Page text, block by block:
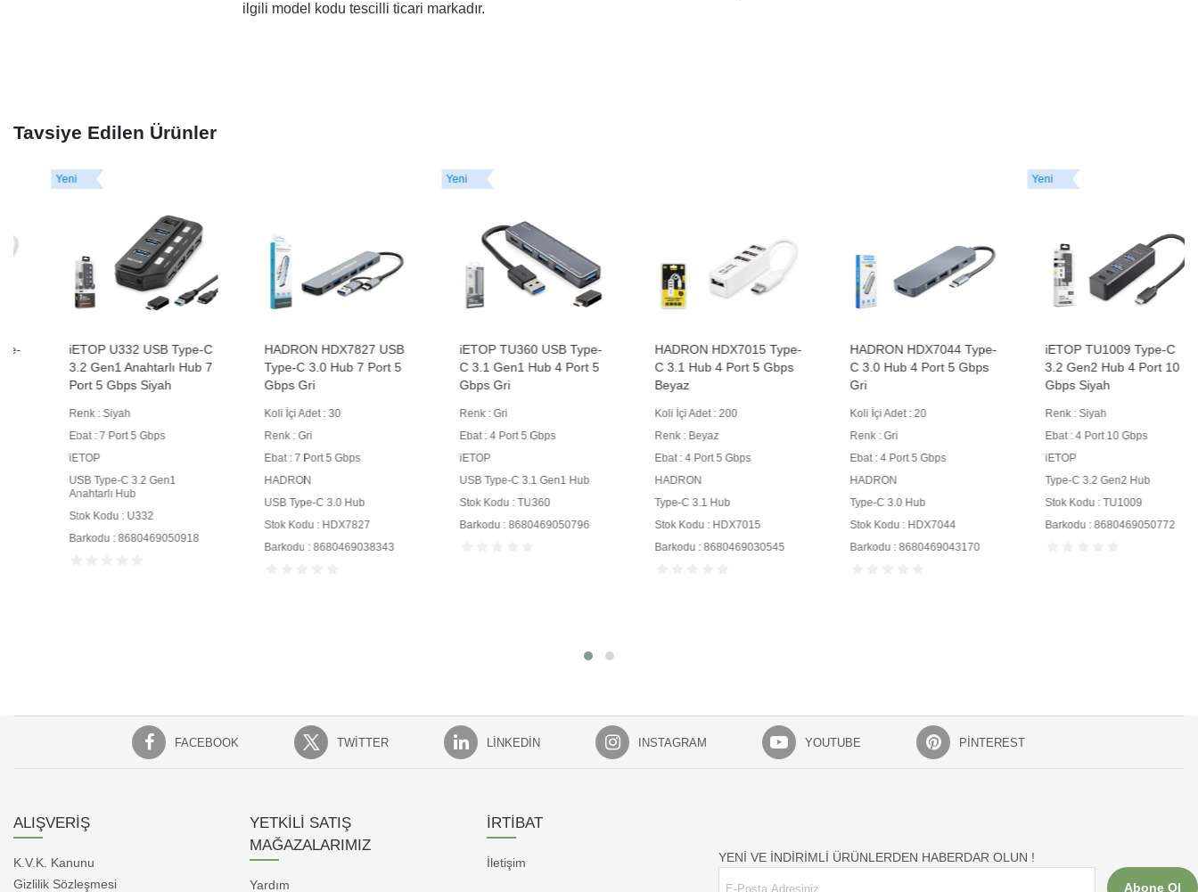
ilgili model kodu tescilli ticari markadır.
Tavsiye Edilen Ürünler
iETOP U332 USB Type-C
3.2 Gen1 Anahtarlı Hub 7
Port 5 Gbps Siyah
Renk : Siyah
Ebat : 7 Port 5 Gbps
USB Type-C 3.2 Gen1
Anahtarlı Hub
Stok Kodu : U332
Barkodu : 8680469050918
HADRON HDX7827 USB
Type-C 3.0 Hub 7 Port 5
Gbps Gri
Koli İçi Adet : 30
Renk : Gri
Ebat : 7 Port 5 Gbps
HADRON
USB Type-C 3.0 Hub
Stok Kodu : HDX7827
Barkodu : 8680469038343
iETOP TU360 USB Type-
C 3.1 Gen1 Hub 4 Port 5
Gbps Gri
Renk : Gri
Ebat : 4 Port 5 Gbps
USB Type-C 3.1 Gen1 Hub
Stok Kodu : TU360
Barkodu : 8680469050796
HADRON HDX7015 Type-
C 3.1 Hub 4 Port 5 Gbps
Beyaz
Koli İçi Adet : 200
Renk : Beyaz
Ebat : 4 Port 5 Gbps
HADRON
Type-C 3.1 Hub
Stok Kodu : HDX7015
Barkodu : 8680469030545
HADRON HDX7044 Type-
C 3.0 Hub 4 Port 5 Gbps
Koli İçi Adet : 20
Renk : Gri
Ebat : 4 Port 5 Gbps
HADRON
Type-C 3.0 Hub
Stok Kodu : HDX7044
Barkodu : 8680469043170
iETOP TU1009 Type-C
3.2 Gen2 Hub 4 Port 10
Gbps Siyah
Renk : Siyah
Ebat : 4 Port 10 Gbps
Type-C 3.2 Gen2 Hub
Stok Kodu : TU1009
Barkodu : 8680469050772
FACEBOOK TWITTER LINKEDIN INSTAGRAM YOUTUBE PINTEREST
ALIŞVERİŞ
K.V.K. Kanunu
Gizlilik Sözleşmesi
YETKİLİ SATIŞ
MAĞAZALARIMIZ
Yardım
İRTİBAT
İletişim YENİ VE İNDİRİMLİ ÜRÜNLERDEN HABERDAR OLUN !
Abone Ol